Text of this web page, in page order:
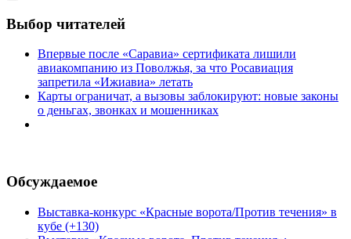
Выбор читателей
Впервые после «Саравиа» сертификата лишили
авиакомпанию из Поволжья, за что Росавиация
запретила «Ижиавиа» летать
Карты ограничат, а вызовы заблокируют: новые законы
о деньгах, звонках и мошенниках
Обсуждаемое
Выставка-конкурс «Красные ворота/Против течения» в
кубе (+130)